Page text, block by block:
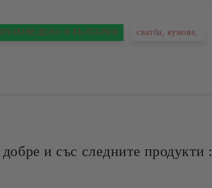
В БЪЛГАРИЯ сватба, кумове,
и със следните продукти :